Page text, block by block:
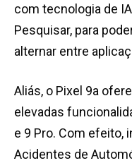
com tecnologia de
Pesquisar, para
alternar entre
Aliás, o Pixel 9a
elevadas
e 9 Pro. Com efeito,
Acidentes de